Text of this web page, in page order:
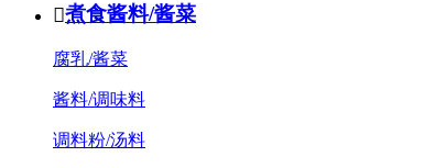
煮食酱料/酱菜
腐乳/酱菜
酱料/调味料
调料粉/汤料